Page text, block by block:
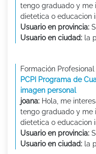
tengo graduado y me
dietetica o educacion
Usuario en provincia:
Usuario en ciudad: la
Formación Profesional
PCPI Programa de
imagen personal
joana: Hola, me
tengo graduado y me
dietetica o educacion
Usuario en provincia:
Usuario en ciudad: la